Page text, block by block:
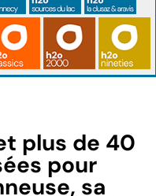
plus de 40
pour
sa